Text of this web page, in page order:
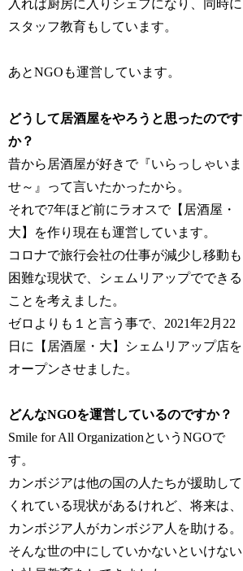
入れば厨房に入りシェフになり、同時に
スタッフ教育もしています。
あとNGOも運営しています。
どうして居酒屋をやろうと思ったのです
か？
昔から居酒屋が好きで『いらっしゃいま
せ～』って言いたかったから。
それで7年ほど前にラオスで【居酒屋・
大】を作り現在も運営しています。
コロナで旅行会社の仕事が減少し移動も
困難な現状で、シェムリアップでできる
ことを考えました。
ゼロよりも１と言う事で、2021年2月22
日に【居酒屋・大】シェムリアップ店を
オープンさせました。
どんなNGOを運営しているのですか？
Smile for All OrganizationというNGOで
す。
カンボジアは他の国の人たちが援助して
くれている現状があるけれど、将来は、
カンボジア人がカンボジア人を助ける。
そんな世の中にしていかないといけない